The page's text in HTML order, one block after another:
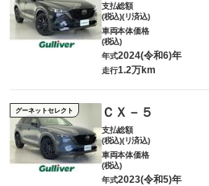
支払総額
(税込)(リ済込)
車両本体価格
(税込)
年式2024(令和6)年
走行1.2万km
グーネットセレクト ＣＸ－５
支払総額
(税込)(リ済込)
車両本体価格
(税込)
年式2023(令和5)年